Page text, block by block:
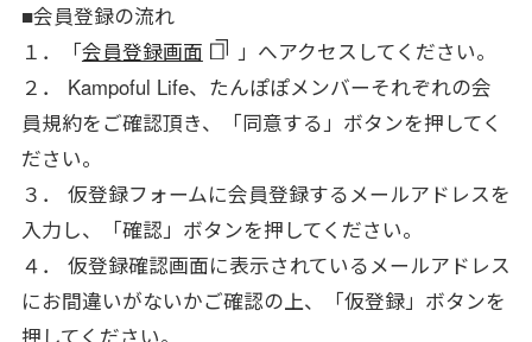
■会員登録の流れ
１．「会員登録画面
」へアクセスしてください。
２． Kampoful Life、たんぽぽメンバーそれぞれの会
員規約をご確認頂き、「同意する」ボタンを押してく
ださい。
３． 仮登録フォームに会員登録するメールアドレスを
入力し、「確認」ボタンを押してください。
４． 仮登録確認画面に表示されているメールアドレス
にお間違いがないかご確認の上、「仮登録」ボタンを
押してください。